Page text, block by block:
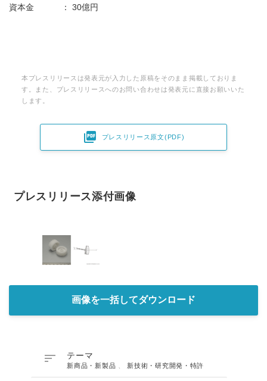
資本金 ： 30億円
本プレスリリースは発表元が入力した原稿をそのまま掲載しておりま
す。また、プレスリリースへのお問い合わせは発表元に直接お願いいた
します。
 プレスリリース原文(PDF)
プレスリリース添付画像
画像を一括してダウンロード
 テーマ
新商品・新製品 新技術・研究開発・特許